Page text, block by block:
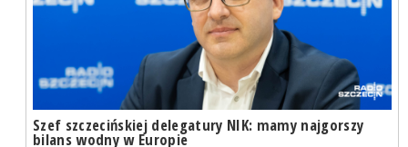
Szef szczecińskiej delegatury NIK: mamy najgorszy
bilans wodny w Europie